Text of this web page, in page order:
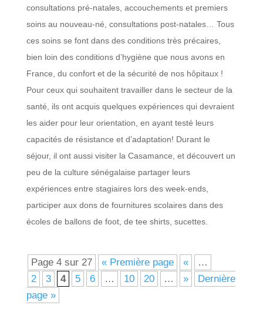
consultations pré-natales, accouchements et premiers
soins au nouveau-né, consultations post-natales… Tous
ces soins se font dans des conditions très précaires,
bien loin des conditions d’hygiène que nous avons en
France, du confort et de la sécurité de nos hôpitaux !
Pour ceux qui souhaitent travailler dans le secteur de la
santé, ils ont acquis quelques expériences qui devraient
les aider pour leur orientation, en ayant testé leurs
capacités de résistance et d’adaptation! Durant le
séjour, il ont aussi visiter la Casamance, et découvert un
peu de la culture sénégalaise partager leurs
expériences entre stagiaires lors des week-ends,
participer aux dons de fournitures scolaires dans des
écoles de ballons de foot, de tee shirts, sucettes.
Page 4 sur 27 « Première page «
…
2
3 4 5 6 … 10 20 … »
Dernière
page »